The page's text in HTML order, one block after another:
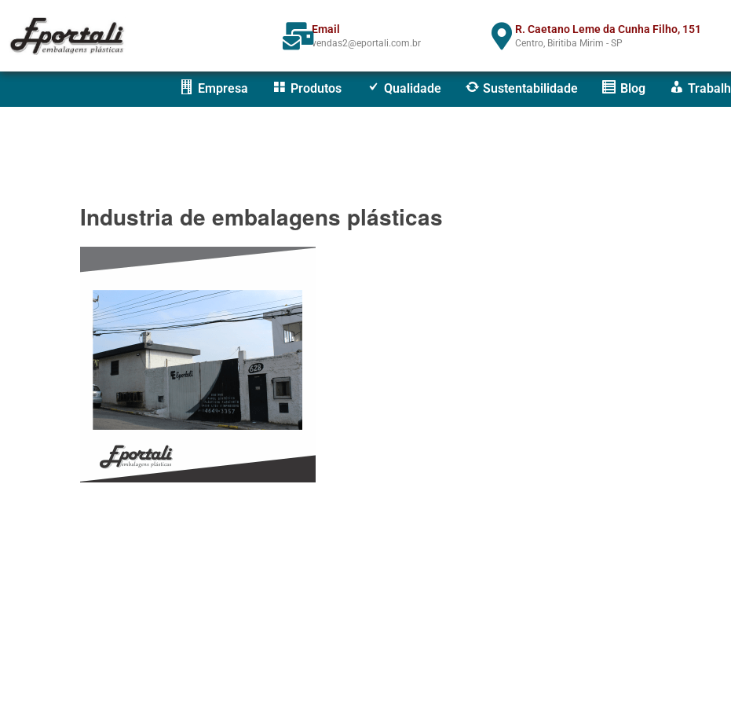
Email
vendas2@eportali.com.br
R. Caetano Leme da Cunha Filho, 151
Centro, Biritiba Mirim - SP
Empresa Produtos Qualidade Sustentabilidade Blog
Industria de embalagens plásticas